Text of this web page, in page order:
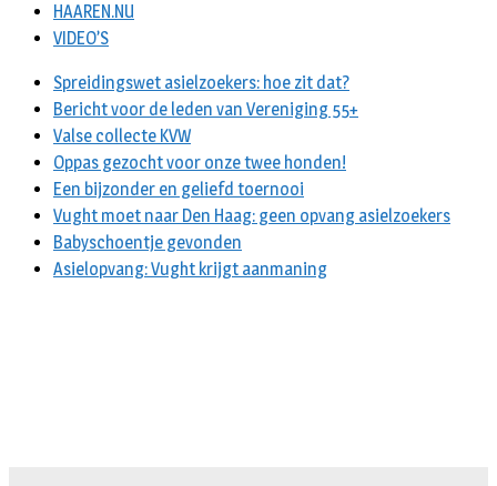
HAAREN.NU
VIDEO’S
Spreidingswet asielzoekers: hoe zit dat?
Bericht voor de leden van Vereniging 55+
Valse collecte KVW
Oppas gezocht voor onze twee honden!
Een bijzonder en geliefd toernooi
Vught moet naar Den Haag: geen opvang asielzoekers
Babyschoentje gevonden
Asielopvang: Vught krijgt aanmaning